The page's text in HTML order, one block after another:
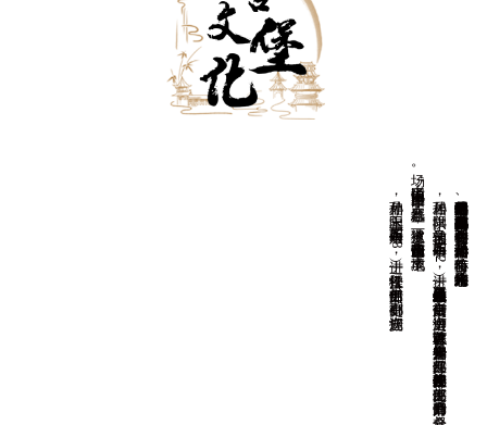
湘峪古堡是明代后期户部尚书孙居相、都察院右副都御史孙鼎相兄弟的故居。在《明史》中有孙居相传，孙鼎相附于孙居相传后，有一简略小传。光绪《沁水县志》二人均有传。
孙居相，
字拱阳，
又字伯辅，
明万历二十年（1
5
9
2
）进士，
任恩县（今山东平原县恩城镇）知县。
后任南京御史、
巡漕御史，
以直言敢谏著称。
天启初年升光禄少卿、
兵部左侍郎，
崇祯初年改任户部左侍郎、
吏部左侍郎，
后晋升户部尚书，
总督仓
场。因通信中说“
国事日非，
邪氛益恶”
，
被逮下狱，
谪戍潞州（今山西长治市），
卒于戍地。
孙鼎相，字玉阳，明万历二十六年（1598）进士，任松江推官。
后任吏部郎中、副都御史、湖广巡抚。